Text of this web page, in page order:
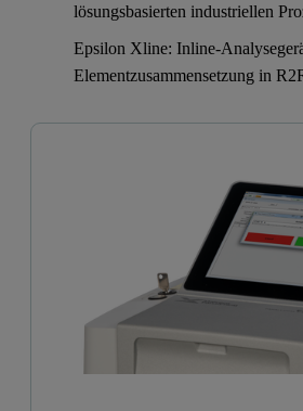
lösungsbasierten industriellen
Epsilon Xline: Inline-
Elementzusammensetzung in